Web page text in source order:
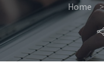
Home